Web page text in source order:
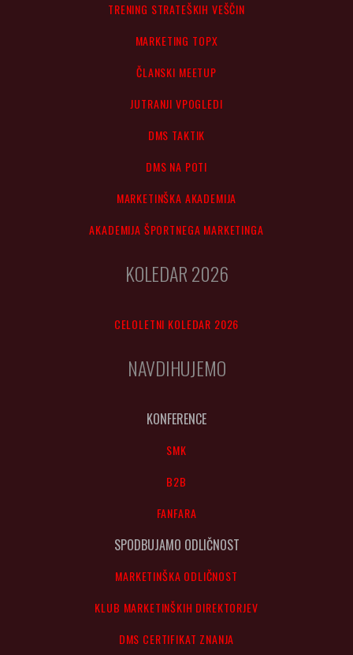
TRENING STRATEŠKIH VEŠČIN
MARKETING TOPX
ČLANSKI MEETUP
JUTRANJI VPOGLEDI
DMS TAKTIK
DMS NA POTI
MARKETINŠKA AKADEMIJA
AKADEMIJA ŠPORTNEGA MARKETINGA
KOLEDAR 2026
CELOLETNI KOLEDAR 2026
NAVDIHUJEMO
KONFERENCE
SMK
B2B
FANFARA
SPODBUJAMO ODLIČNOST
MARKETINŠKA ODLIČNOST
KLUB MARKETINŠKIH DIREKTORJEV
DMS CERTIFIKAT ZNANJA